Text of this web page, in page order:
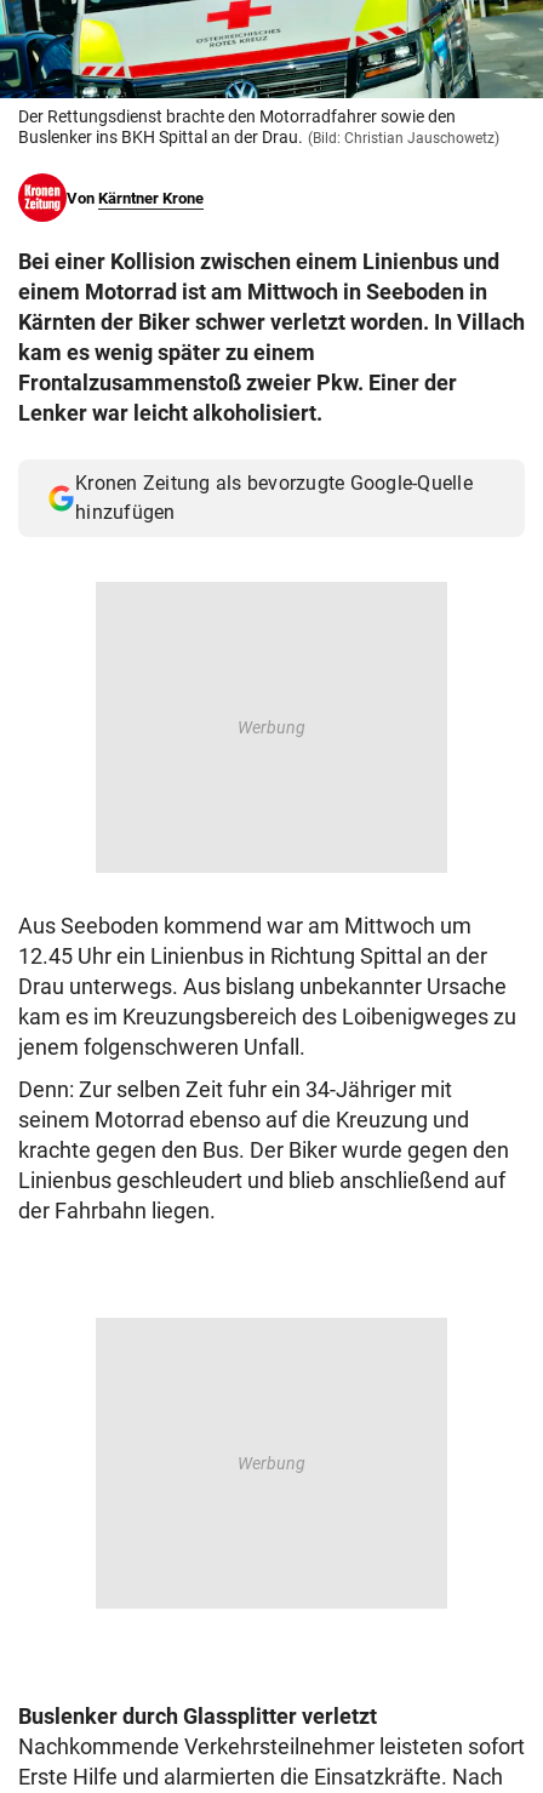
© Krone Multimedia GmbH & Co KG 2026
Muthgasse 2, 1190 Wien
Der Rettungsdienst brachte den Motorradfahrer sowie den
Buslenker ins BKH Spittal an der Drau. (Bild: Christian Jauschowetz)
Von Kärntner Krone
Bei einer Kollision zwischen einem Linienbus und
einem Motorrad ist am Mittwoch in Seeboden in
Kärnten der Biker schwer verletzt worden. In Villach
kam es wenig später zu einem
Frontalzusammenstoß zweier Pkw. Einer der
Lenker war leicht alkoholisiert.
Kronen Zeitung als bevorzugte Google-Quelle
hinzufügen
Aus Seeboden kommend war am Mittwoch um
12.45 Uhr ein Linienbus in Richtung Spittal an der
Drau unterwegs. Aus bislang unbekannter Ursache
kam es im Kreuzungsbereich des Loibenigweges zu
jenem folgenschweren Unfall.
Denn: Zur selben Zeit fuhr ein 34-Jähriger mit
seinem Motorrad ebenso auf die Kreuzung und
krachte gegen den Bus. Der Biker wurde gegen den
Linienbus geschleudert und blieb anschließend auf
der Fahrbahn liegen.
Buslenker durch Glassplitter verletzt
Nachkommende Verkehrsteilnehmer leisteten sofort
Erste Hilfe und alarmierten die Einsatzkräfte. Nach